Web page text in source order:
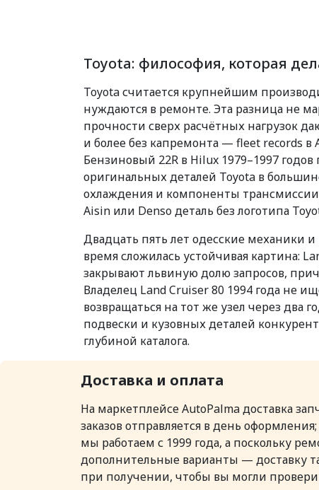
Toyota: философия, которая
Toyota считается крупнейшим
нуждаются в ремонте. Эта разница не
прочности сверх расчётных нагрузок
и более без капремонта — fleet records
Бензиновый 22R в Hilux 1979–1997
оригинальных деталей Toyota в
охлаждения и компоненты
Aisin или Denso деталь без логотипа
Двадцать пять лет одесские механики
время сложилась устойчивая картина:
закрывают львиную долю запросов,
Владелец Land Cruiser 80 1994 года не
возвращаться на тот же узел через два
подвески и кузовных деталей
глубиной каталога.
Доставка и оплата
На маркетплейсе AutoPalma доставка
заказов отправляется в день
мы работаем с 1999 года, а поскольку
дополнительные варианты — доставку
при получении, чтобы вы могли